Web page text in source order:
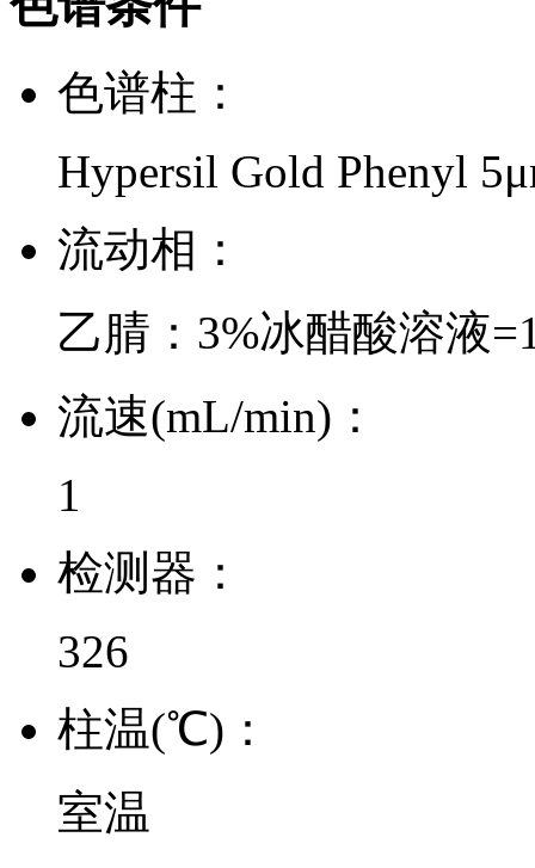
色谱柱：
Hypersil Gold Phenyl
流动相：
乙腈：3%冰醋酸溶液
流速(mL/min)：
1
检测器：
326
柱温(℃)：
室温